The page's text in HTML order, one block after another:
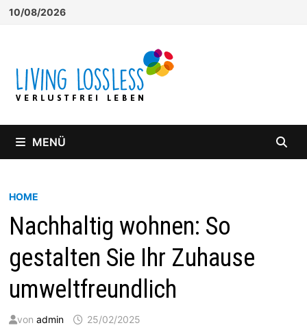
Zum
10/08/2026
MENÜ
HOME
Nachhaltig wohnen: So
gestalten Sie Ihr Zuhause
umweltfreundlich
von admin 25/02/2025